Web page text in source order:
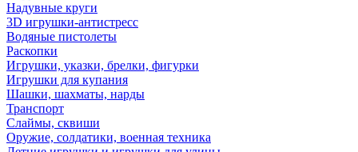
Надувные круги
3D игрушки-антистресс
Водяные пистолеты
Раскопки
Игрушки, указки, брелки, фигурки
Игрушки для купания
Шашки, шахматы, нарды
Транспорт
Слаймы, сквиши
Оружие, солдатики, военная техника